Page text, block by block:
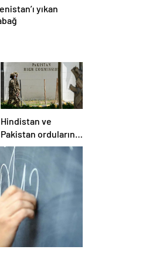
yıkan
bir
Hindistan ve
Pakistan ordularının
karşılaştırılması